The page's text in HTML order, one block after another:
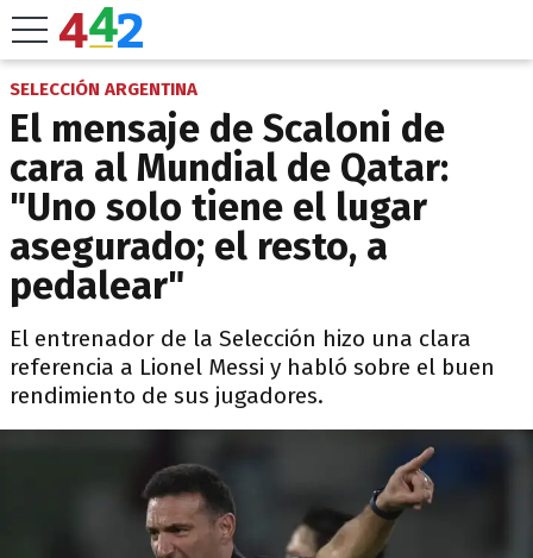
SELECCIÓN ARGENTINA
El mensaje de Scaloni de
cara al Mundial de Qatar:
"Uno solo tiene el lugar
asegurado; el resto, a
pedalear"
El entrenador de la Selección hizo una clara
referencia a Lionel Messi y habló sobre el buen
rendimiento de sus jugadores.